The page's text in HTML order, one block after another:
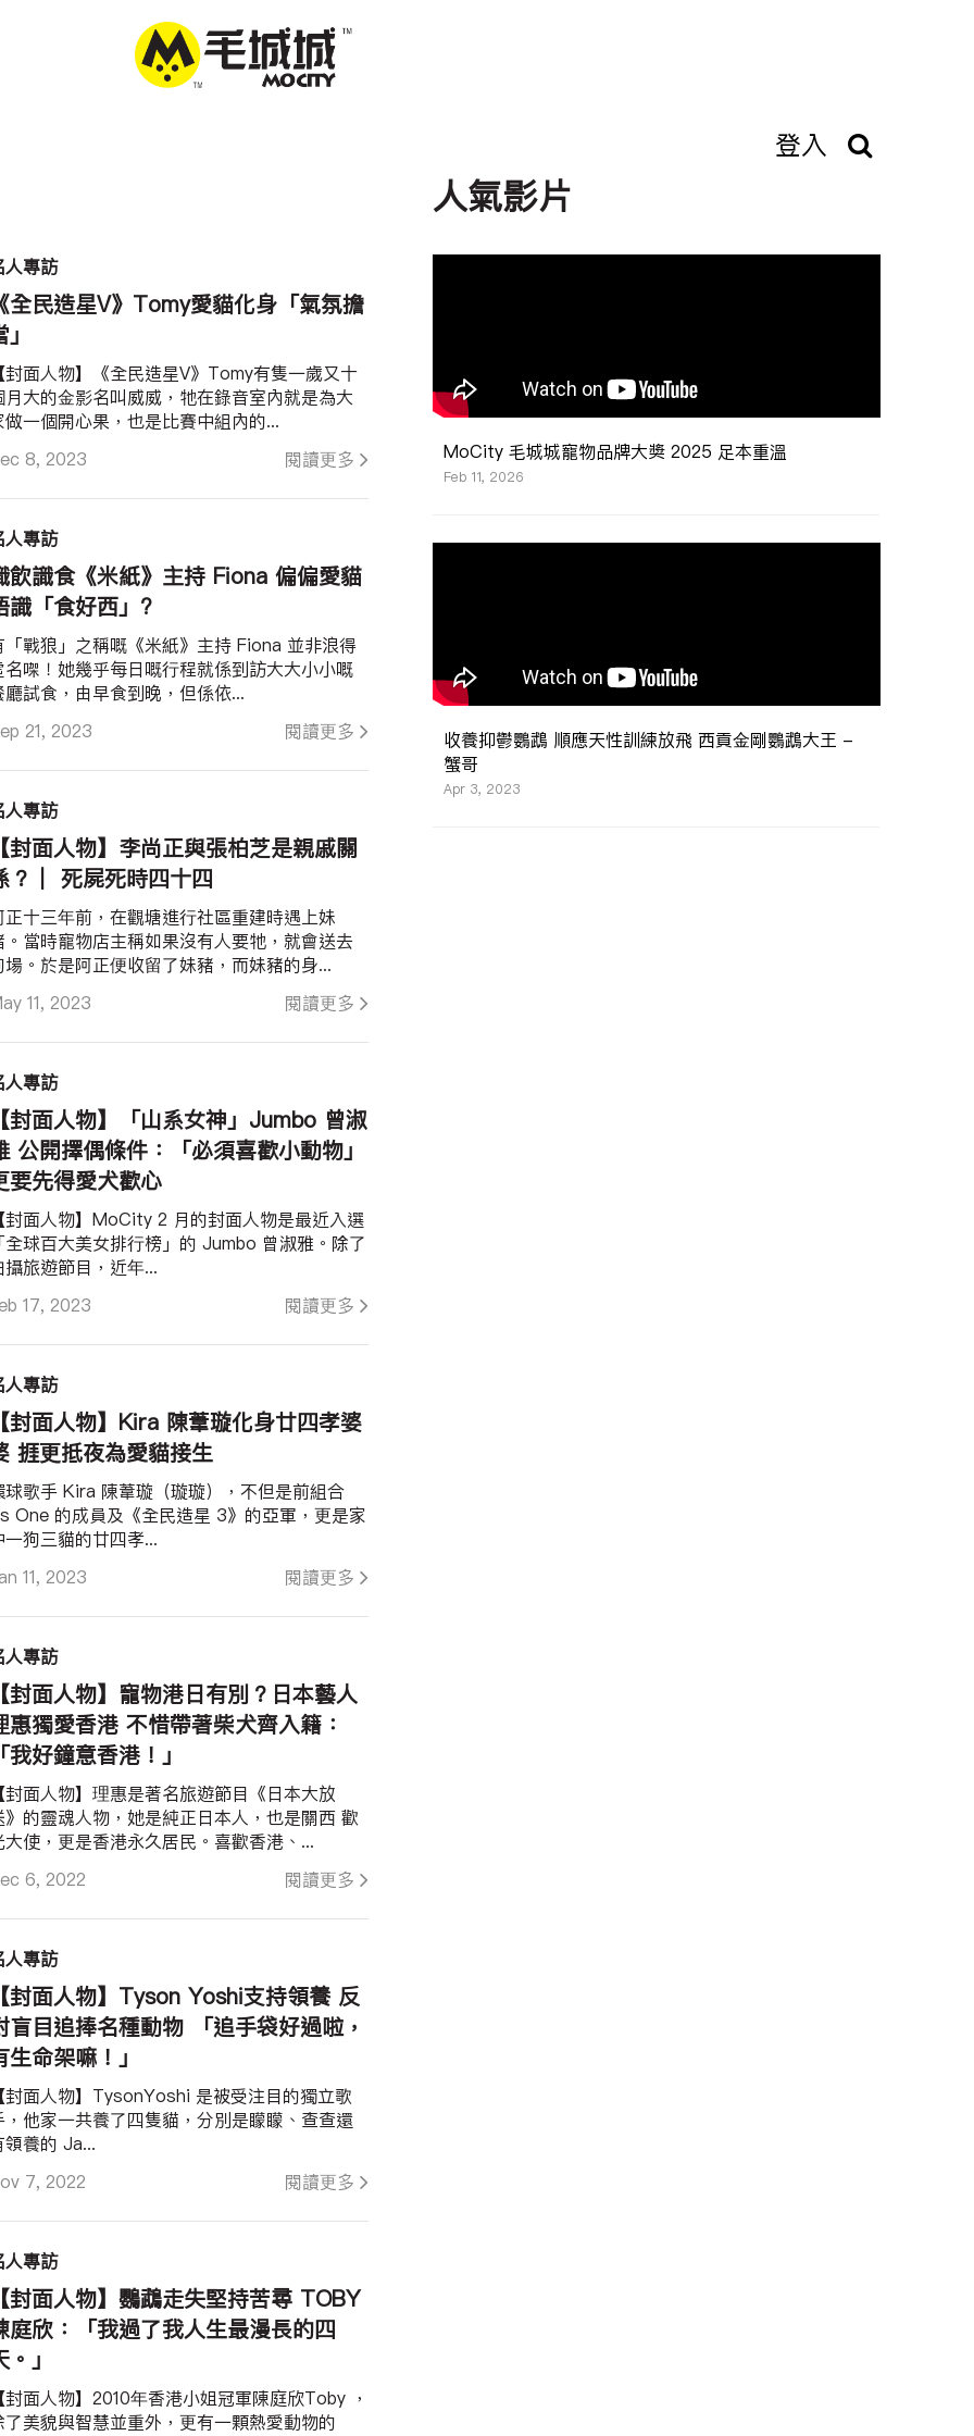
登入
人專訪
全民造星V》Tomy愛貓化身「氣氛擔
8, 2023 閱讀更多
封面人物】《全民造星V》Tomy有隻一歲又十
月大的金影名叫威威，牠在錄音室內就是為大
做一個開心果，也是比賽中組內的...
人專訪
飲識食《米紙》主持 Fiona 偏偏愛貓
識「食好西」?
21, 2023 閱讀更多
「戰狼」之稱嘅《米紙》主持 Fiona 並非浪得
名㗎！她幾乎每日嘅行程就係到訪大大小小嘅
廳試食，由早食到晚，但係依...
人專訪
封面人物】李尚正與張柏芝是親戚關
？｜ 死屍死時四十四
11, 2023 閱讀更多
正十三年前，在觀塘進行社區重建時遇上妹
。當時寵物店主稱如果沒有人要牠，就會送去
場。於是阿正便收留了妹豬，而妹豬的身...
人專訪
封面人物】「山系女神」Jumbo 曾淑
公開擇偶條件：「必須喜歡小動物」
要先得愛犬歡心
17, 2023 閱讀更多
封面人物】MoCity 2 月的封面人物是最近入選
全球百大美女排行榜」的 Jumbo 曾淑雅。除了
攝旅遊節目，近年...
人專訪
封面人物】Kira 陳葦璇化身廿四孝婆
捱更抵夜為愛貓接生
11, 2023 閱讀更多
球歌手 Kira 陳葦璇（璇璇），不但是前組合
One 的成員及《全民造星 3》的亞軍，更是家
一狗三貓的廿四孝...
人專訪
封面人物】寵物港日有別？日本藝人
惠獨愛香港 不惜帶著柴犬齊入籍：
我好鐘意香港！」
6, 2022 閱讀更多
封面人物】理惠是著名旅遊節目《日本大放
》的靈魂人物，她是純正日本人，也是關西 歡
大使，更是香港永久居民。喜歡香港、...
人專訪
封面人物】Tyson Yoshi支持領養 反
盲目追捧名種動物 「追手袋好過啦，
生命架嘛！」
7, 2022 閱讀更多
封面人物】TysonYoshi 是被受注目的獨立歌
，他家一共養了四隻貓，分別是矇矇、查查還
領養的 Ja...
人專訪
封面人物】鸚鵡走失堅持苦尋 TOBY
庭欣：「我過了我人生最漫長的四
。」
封面人物】2010年香港小姐冠軍陳庭欣Toby ，
了美貌與智慧並重外，更有一顆熱愛動物的
人氣影片
MoCity 毛城城寵物品牌大奬 2025 足本重溫
Feb 11, 2026
收養抑鬱鸚鵡 順應天性訓練放飛 西貢金剛鸚鵡大王 -
蟹哥
Apr 3, 2023